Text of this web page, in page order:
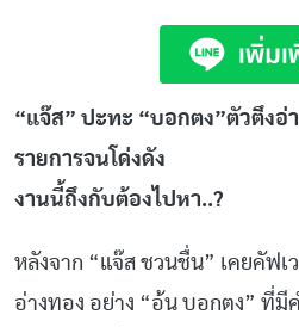
“แจ๊ส” ปะทะ “บอกตง”ตัวตึงอ่า
รายการจนโด่งดัง
งานนี้ถึงกับต้องไปหา..?
หลังจาก “แจ๊ส ชวนชื่น” เคยคัฟเ
อ่างทอง อย่าง “อ้น บอกตง” ที่มี